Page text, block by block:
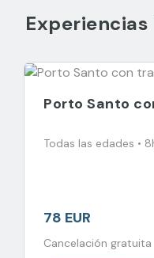
Experiencias
Porto Santo
Todas las edades •
78 EUR
Cancelación gratuita